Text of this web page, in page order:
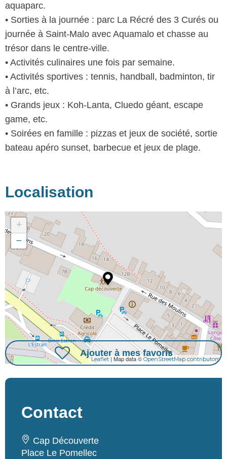
aquaparc.
• Sorties à la journée : parc La Récré des 3 Curés ou
journée à Saint-Malo avec Aquamalo et chasse au
trésor dans le centre-ville.
• Activités culinaires une fois par semaine.
• Activités sportives : tennis, handball, badminton, tir
à l’arc, etc.
• Grands jeux : Koh-Lanta, Cluedo géant, escape
game, etc.
• Soirées en famille : pizzas et jeux de société, sortie
bateau apéro sunset, barbecue et jeux de plage.
Localisation
+
−
Leaflet| Map data © OpenStreetMap contributors
Ajouter à mes favoris
Contact
Cap Découverte
Place Le Pomellec